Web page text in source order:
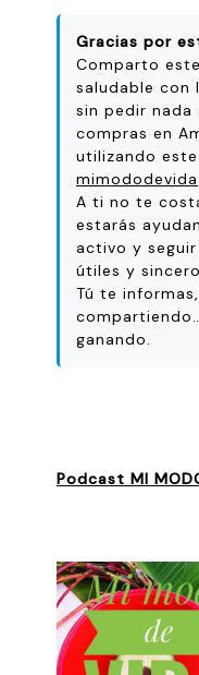
Gracias por
Comparto
saludable con
sin pedir nada
compras en
utilizando este
mimododevida
A ti no te
estarás
activo y
útiles y
Tú te
ganando.
Podcast MI